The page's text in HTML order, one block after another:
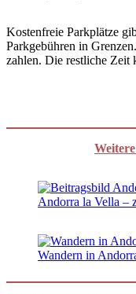
Kostenfreie Parkplätze
Parkgebühren in
zahlen. Die restliche Zeit
Andorra la Vella –
Wandern in